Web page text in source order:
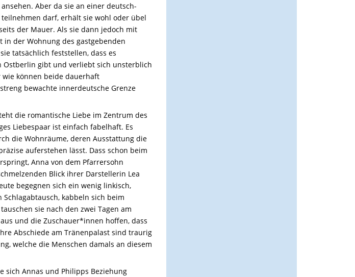
Aber da sie an einer deutsch-
darf, erhält sie wohl oder übel
der Mauer. Als sie dann jedoch mit
in der Wohnung des gastgebenden
tatsächlich feststellen, dass es
Ostberlin gibt und verliebt sich unsterblich
wie können beide dauerhaft
bewachte innerdeutsche Grenze
die romantische Liebe im Zentrum des
Liebespaar ist einfach fabelhaft. Es
die Wohnräume, deren Ausstattung die
auferstehen lässt. Dass schon beim
Anna von dem Pfarrersohn
Blick ihrer Darstellerin Lea
begegnen sich ein wenig linkisch,
kabbeln sich beim
sie nach den zwei Tagen am
und die Zuschauer*innen hoffen, dass
Abschiede am Tränenpalast sind traurig
welche die Menschen damals an diesem
sich Annas und Philipps Beziehung